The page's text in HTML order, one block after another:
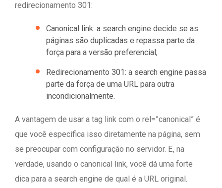
redirecionamento 301:
Canonical link: a search engine decide se as
páginas são duplicadas e repassa parte da
força para a versão preferencial;
Redirecionamento 301: a search engine passa
parte da força de uma URL para outra
incondicionalmente.
A vantagem de usar a tag link com o rel=”canonical” é
que você especifica isso diretamente na página, sem
se preocupar com configuração no servidor. E, na
verdade, usando o canonical link, você dá uma forte
dica para a search engine de qual é a URL original.